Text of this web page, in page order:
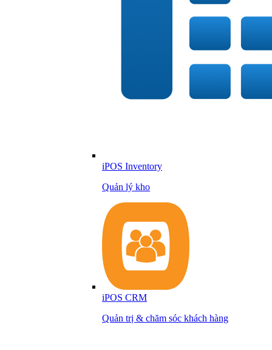
iPOS Inventory
Quản lý kho
iPOS CRM
Quản trị & chăm sóc khách hàng